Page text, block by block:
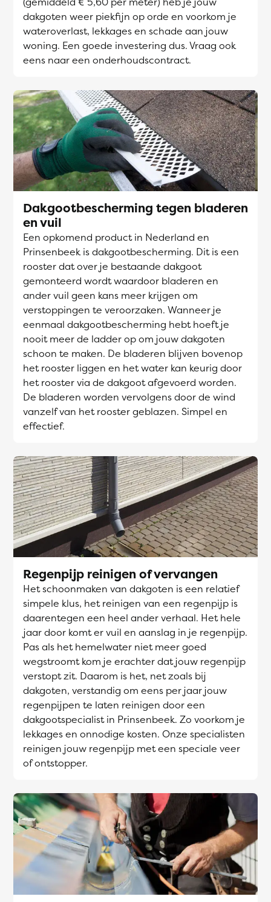
dakgoten weer piekfijn op orde en voorkom je
wateroverlast, lekkages en schade aan jouw
woning. Een goede investering dus. Vraag ook
eens naar een onderhoudscontract.
Dakgootbescherming tegen bladeren
en vuil
Een opkomend product in Nederland en
Prinsenbeek is dakgootbescherming. Dit is een
rooster dat over je bestaande dakgoot
gemonteerd wordt waardoor bladeren en
ander vuil geen kans meer krijgen om
verstoppingen te veroorzaken. Wanneer je
eenmaal dakgootbescherming hebt hoeft je
nooit meer de ladder op om jouw dakgoten
schoon te maken. De bladeren blijven bovenop
het rooster liggen en het water kan keurig door
het rooster via de dakgoot afgevoerd worden.
De bladeren worden vervolgens door de wind
vanzelf van het rooster geblazen. Simpel en
effectief.
Regenpijp reinigen of vervangen
Het schoonmaken van dakgoten is een relatief
simpele klus, het reinigen van een regenpijp is
daarentegen een heel ander verhaal. Het hele
jaar door komt er vuil en aanslag in je regenpijp.
Pas als het hemelwater niet meer goed
wegstroomt kom je erachter dat jouw regenpijp
verstopt zit. Daarom is het, net zoals bij
dakgoten, verstandig om eens per jaar jouw
regenpijpen te laten reinigen door een
dakgootspecialist in Prinsenbeek. Zo voorkom je
lekkages en onnodige kosten. Onze specialisten
reinigen jouw regenpijp met een speciale veer
of ontstopper.